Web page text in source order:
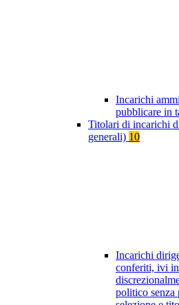
Incarichi
pubblicare in
Titolari di incarichi
generali) 10
Incarichi
conferiti, ivi
politico senza